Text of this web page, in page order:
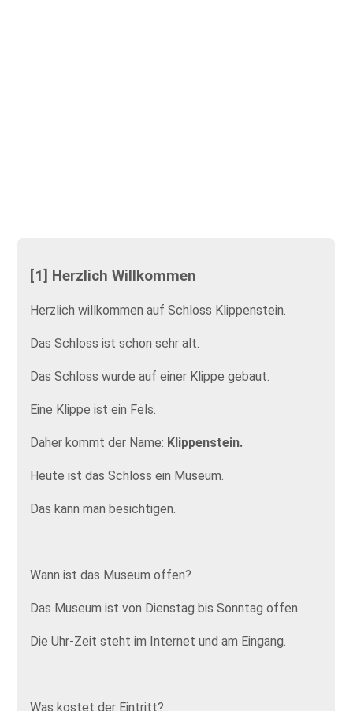
[1] Herzlich Willkommen
Herzlich willkommen auf Schloss Klippenstein.
Das Schloss ist schon sehr alt.
Das Schloss wurde auf einer Klippe gebaut.
Eine Klippe ist ein Fels.
Daher kommt der Name: Klippenstein.
Heute ist das Schloss ein Museum.
Das kann man besichtigen.
Wann ist das Museum offen?
Das Museum ist von Dienstag bis Sonntag offen.
Die Uhr-Zeit steht im Internet und am Eingang.
Was kostet der Eintritt?